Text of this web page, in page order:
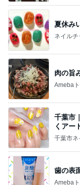
夏休み
ネイル
肉の旨
Ameba
千葉市
くアー
千葉市ネ
歯の表
Ameba